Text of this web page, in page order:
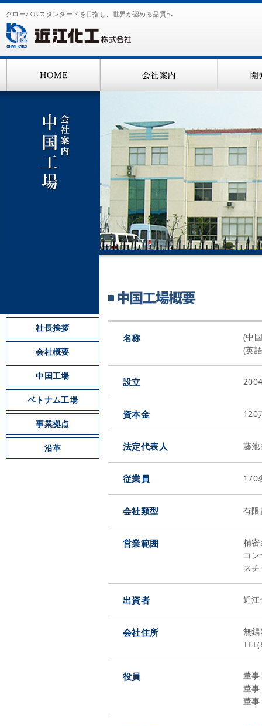
グローバルスタンダードを目指し、世界が認める品質へ
名称
(中
(英
設立
資本金 120
法定代表人 藤
従業員 170
会社類型 有
営業範囲
精
コ
ス
出資者 近
会社住所
無
役員
董
董
董
社長挨拶
会社概要
中国工場
ベトナム工場
事業拠点
沿革